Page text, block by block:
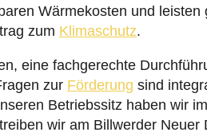
Wärmekosten und leisten
zum Klimaschutz.
eine fachgerechte
zur Förderung sind
Betriebssitz haben wir
wir am Billwerder Neuer